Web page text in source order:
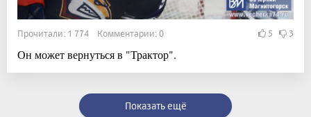
Прочитали: 1 774 Комментарии: 0 5 3
Он может вернуться в "Трактор".
Показать ещё